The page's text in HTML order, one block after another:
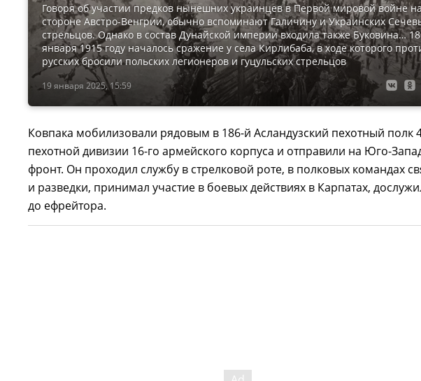
19 января 2025, 15:59
Говоря об участии предков нынешних украинцев в Первой мировой войне
стороне Австро-Венгрии, обычно вспоминают Галичину и Украинских
стрельцов. Однако в состав Дунайской империи входила также Буковина… 18
января 1915 году началось сражение у села Кирлибаба, в ходе которого
русских бросили польских легионеров и гуцульских стрельцов
Ковпака мобилизовали рядовым в 186-й Асландузский пехотный полк
пехотной дивизии 16-го армейского корпуса и отправили на Юго-
фронт. Он проходил службу в стрелковой роте, в полковых командах
и разведки, принимал участие в боевых действиях в Карпатах,
до ефрейтора.